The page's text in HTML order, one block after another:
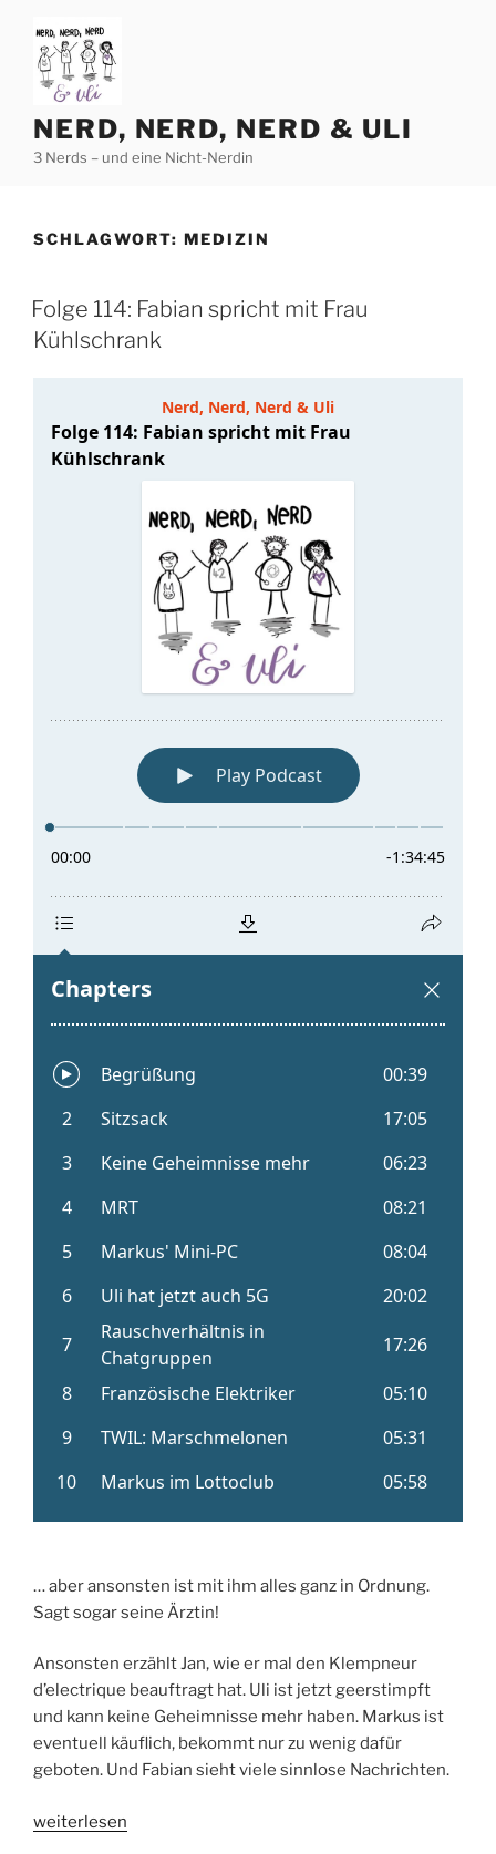
Inhalt
springen
NERD, NERD, NERD & ULI
3 Nerds – und eine Nicht-Nerdin
SCHLAGWORT: MEDIZIN
Folge 114: Fabian spricht mit Frau
Kühlschrank
… aber ansonsten ist mit ihm alles ganz in Ordnung.
Sagt sogar seine Ärztin!
Ansonsten erzählt Jan, wie er mal den Klempneur
d’electrique beauftragt hat. Uli ist jetzt geerstimpft
und kann keine Geheimnisse mehr haben. Markus ist
eventuell käuflich, bekommt nur zu wenig dafür
geboten. Und Fabian sieht viele sinnlose Nachrichten.
„Folge
weiterlesen